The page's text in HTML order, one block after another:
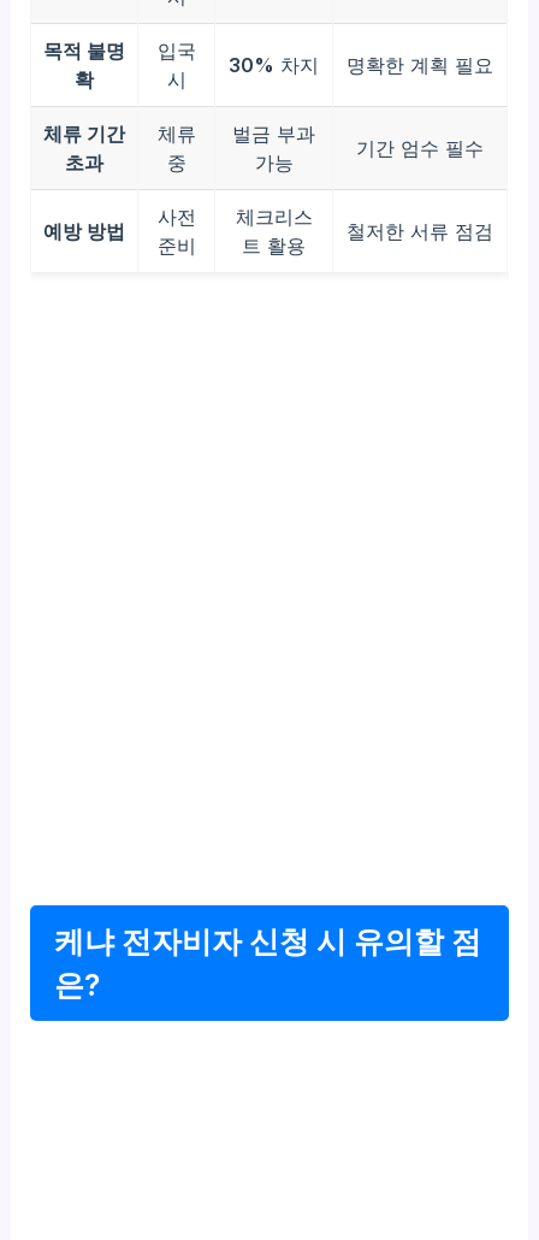
목적 불명
확
입국
시
30% 차지 명확한 계획 필요
체류 기간
초과
체류
중
벌금 부과
가능
기간 엄수 필수
예방 방법
사전
준비
체크리스
트 활용
철저한 서류 점검
케냐 전자비자 신청 시 유의할 점
은?